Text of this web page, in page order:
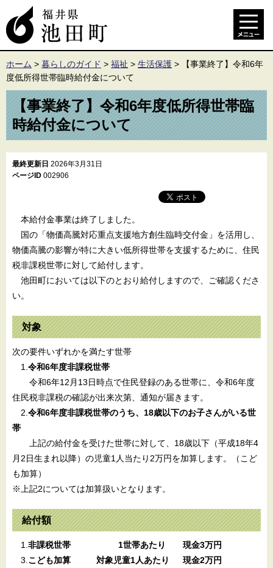
ホーム > 暮らしのガイド > 福祉 > 生活保護 >
【事業終了】令和6年
度低所得世帯臨時給付金について
【事業終了】令和6年度低所得世帯臨
時給付金について
最終更新日 2026年3月31日
ページID 002906
本給付金事業は終了しました。
国の「物価高騰対応重点支援地方創生臨時交付金」を活用し、
物価高騰の影響が特に大きい低所得世帯を支援するために、住民
税非課税世帯に対して給付します。
池田町においては以下のとおり給付しますので、ご確認くださ
い。
対象
次の要件いずれかを満たす世帯
1. 令和6年度非課税世帯
令和6年12月13日時点で住民登録のある世帯に、令和6年度
住民税非課税の確認が出来次第、通知が届きます。
2. 令和6年度非課税世帯のうち、18歳以下のお子さんがいる世
帯
上記の給付金を受けた世帯に対して、18歳以下（平成18年4
月2日生まれ以降）の児童1人当たり2万円を加算します。（こど
も加算）
※上記2については加算扱いとなります。
給付額
1. 非課税世帯 1世帯あたり 現金3万円
3. こども加算 対象児童1人あたり 現金2万円